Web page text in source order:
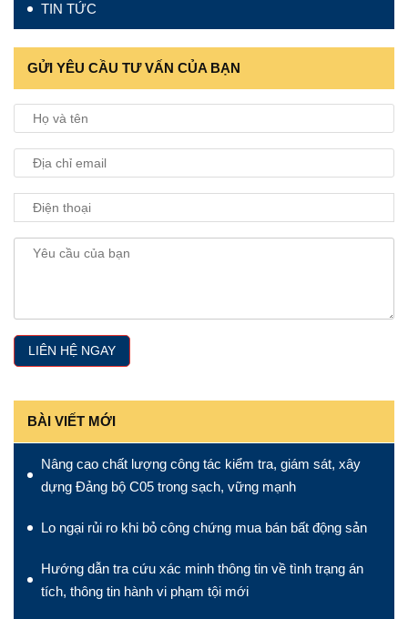
TIN TỨC
GỬI YÊU CẦU TƯ VẤN CỦA BẠN
BÀI VIẾT MỚI
Nâng cao chất lượng công tác kiểm tra, giám sát, xây
dựng Đảng bộ C05 trong sạch, vững mạnh
Lo ngại rủi ro khi bỏ công chứng mua bán bất động sản
Hướng dẫn tra cứu xác minh thông tin về tình trạng án
tích, thông tin hành vi phạm tội mới